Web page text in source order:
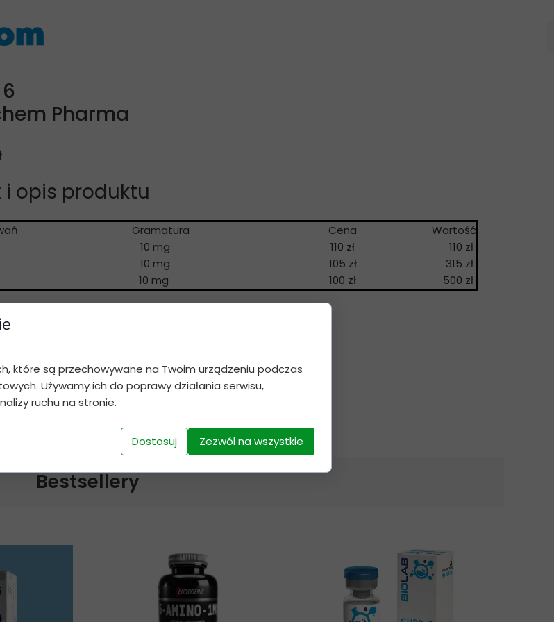
Pharma
i opis produktu
Gramatura Cena Wartość
10 mg
10 mg
110 zł
105 zł
110 zł
315 zł
10 mg 100 zł 500 zł
koszyka
Bestsellery
które są przechowywane na Twoim urządzeniu podczas
Używamy ich do poprawy działania serwisu,
ruchu na stronie.
Dostosuj Zezwól na wszystkie